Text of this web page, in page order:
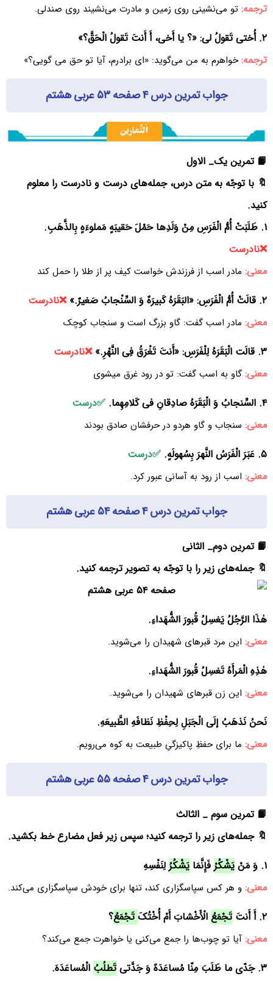
ترجمه: تو می‌نشینی روی زمین و مادرت می‌نشیند روی صندلی.
۲. أُختی تَقولُ لی: «؟ یا أَخی، أَ أَنتَ تَقولُ الْحَقَّ؟»
ترجمه:خواهرم به من می‌گوید: «ای برادرم، آیا تو حق می گویی؟»
جواب تمرین درس ۴ صفحه ۵۳ عربی هشتم
📙 تمرین یک_ الاول
🔖 با توجّه به متن درس، جمله‌های درست و نادرست را معلوم
کنید.
۱. طَلَبَتْ أُمُّ الْفَرَسِ مِنْ وَلَدِها حَمْلَ حَقیبَهٍ مَملوءَهٍ بِالذَّهَبِ.
❌نادرست
معنی: مادر اسب از فرزندش خواست کیف پر از طلا را حمل کند
۲. قالَتْ أُمُّ الْفَرَسِ: «البَقَرَهُ کَبیرَهٌ وَ السِّنْجابُ صَغیرٌ.»
❌نادرست
معنی: مادر اسب گفت: گاو بزرگ است و سنجاب کوچک
۳. قالَت الْبَقَرَهُ لِلْفَرَسِ: «أَنتَ تَغْرَقُ فِی النَّهْرِ.»
❌نادرست
معنی: گاو به اسب گفت: تو در رود غرق میشوی
۴. السِّنجابُ وَ الْبَقَرَهُ صادِقانِ فی کَلامِهِما.
✅درست
معنی: سنجاب و گاو هردو در حرفشان صادق بودند
۵. عَبَرَ الْفَرَسُ النَّهرَ بِسُهولَهٍ.
✅درست
معنی: اسب از رود به آسانی عبور کرد.
جواب تمرین درس ۴ صفحه ۵۴ عربی هشتم
📙 تمرین دوم_ الثانی
🔖 جمله‌های زیر را با توجّه به تصویر ترجمه کنید.
هٰذَا الرَّجُلُ یَغسِلُ قُبورَ الشُّهَداءِ.
معنی: این مرد قبرهای شهیدان را می‌شوید.
هٰذِهِ الْمَرأَهُ تَغسِلُ قُبورَ الشُّهَداءِ.
معنی: این زن قبرهای شهیدان را می‌شوید.
نَحنُ نَذهَبُ إلَی الْجَبَلِ لِحِفْظِ نَظافَهِ الطَّبیعَهِ.
معنی: ما برای حفظِ پاکیزگیِ طبیعت به کوه می‌رویم.
جواب تمرین درس ۴ صفحه ۵۵ عربی هشتم
📙 تمرین سوم _ الثالث
🔖 جمله‌های زیر را ترجمه کنید؛ سپس زیر فعل مضارع خط بکشید.
۱. وَ مَنْ
یَشْکُرْ فَإِنَّمَا یَشْکُرُ لِنَفْسِهِ
معنی: و هر کس سپاسگزاری کند، تنها برای خودش سپاسگزاری می‌کند.
۲. أَ أَنتَ تَجْمَعُ الْأَخْشابَ أَمْ أُخْتُکَتَجْمَعُ؟
معنی: آیا تو چوب‌ها را جمع می‌کنی یا خواهرت جمع می‌کند؟
۳. جَدّی ما طَلَبَ مِنّا مُساعَدَهً وَ جَدَّتی تَطلُبُ الْمُساعَدَهَ.